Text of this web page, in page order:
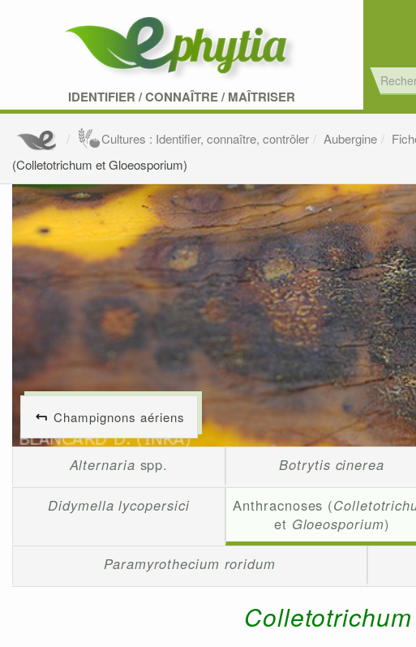
IDENTIFIER /CONNAÎTRE/MAÎTRISER
Cultures : Identifier, connaître, contrôler Aubergine
(Colletotrichum et Gloeosporium)
Champignons aériens
Alternaria spp. Botrytis cinerea
Didymella lycopersici Anthracnoses (
et Gloeosporium)
Paramyrothecium roridum
Colletotrichum